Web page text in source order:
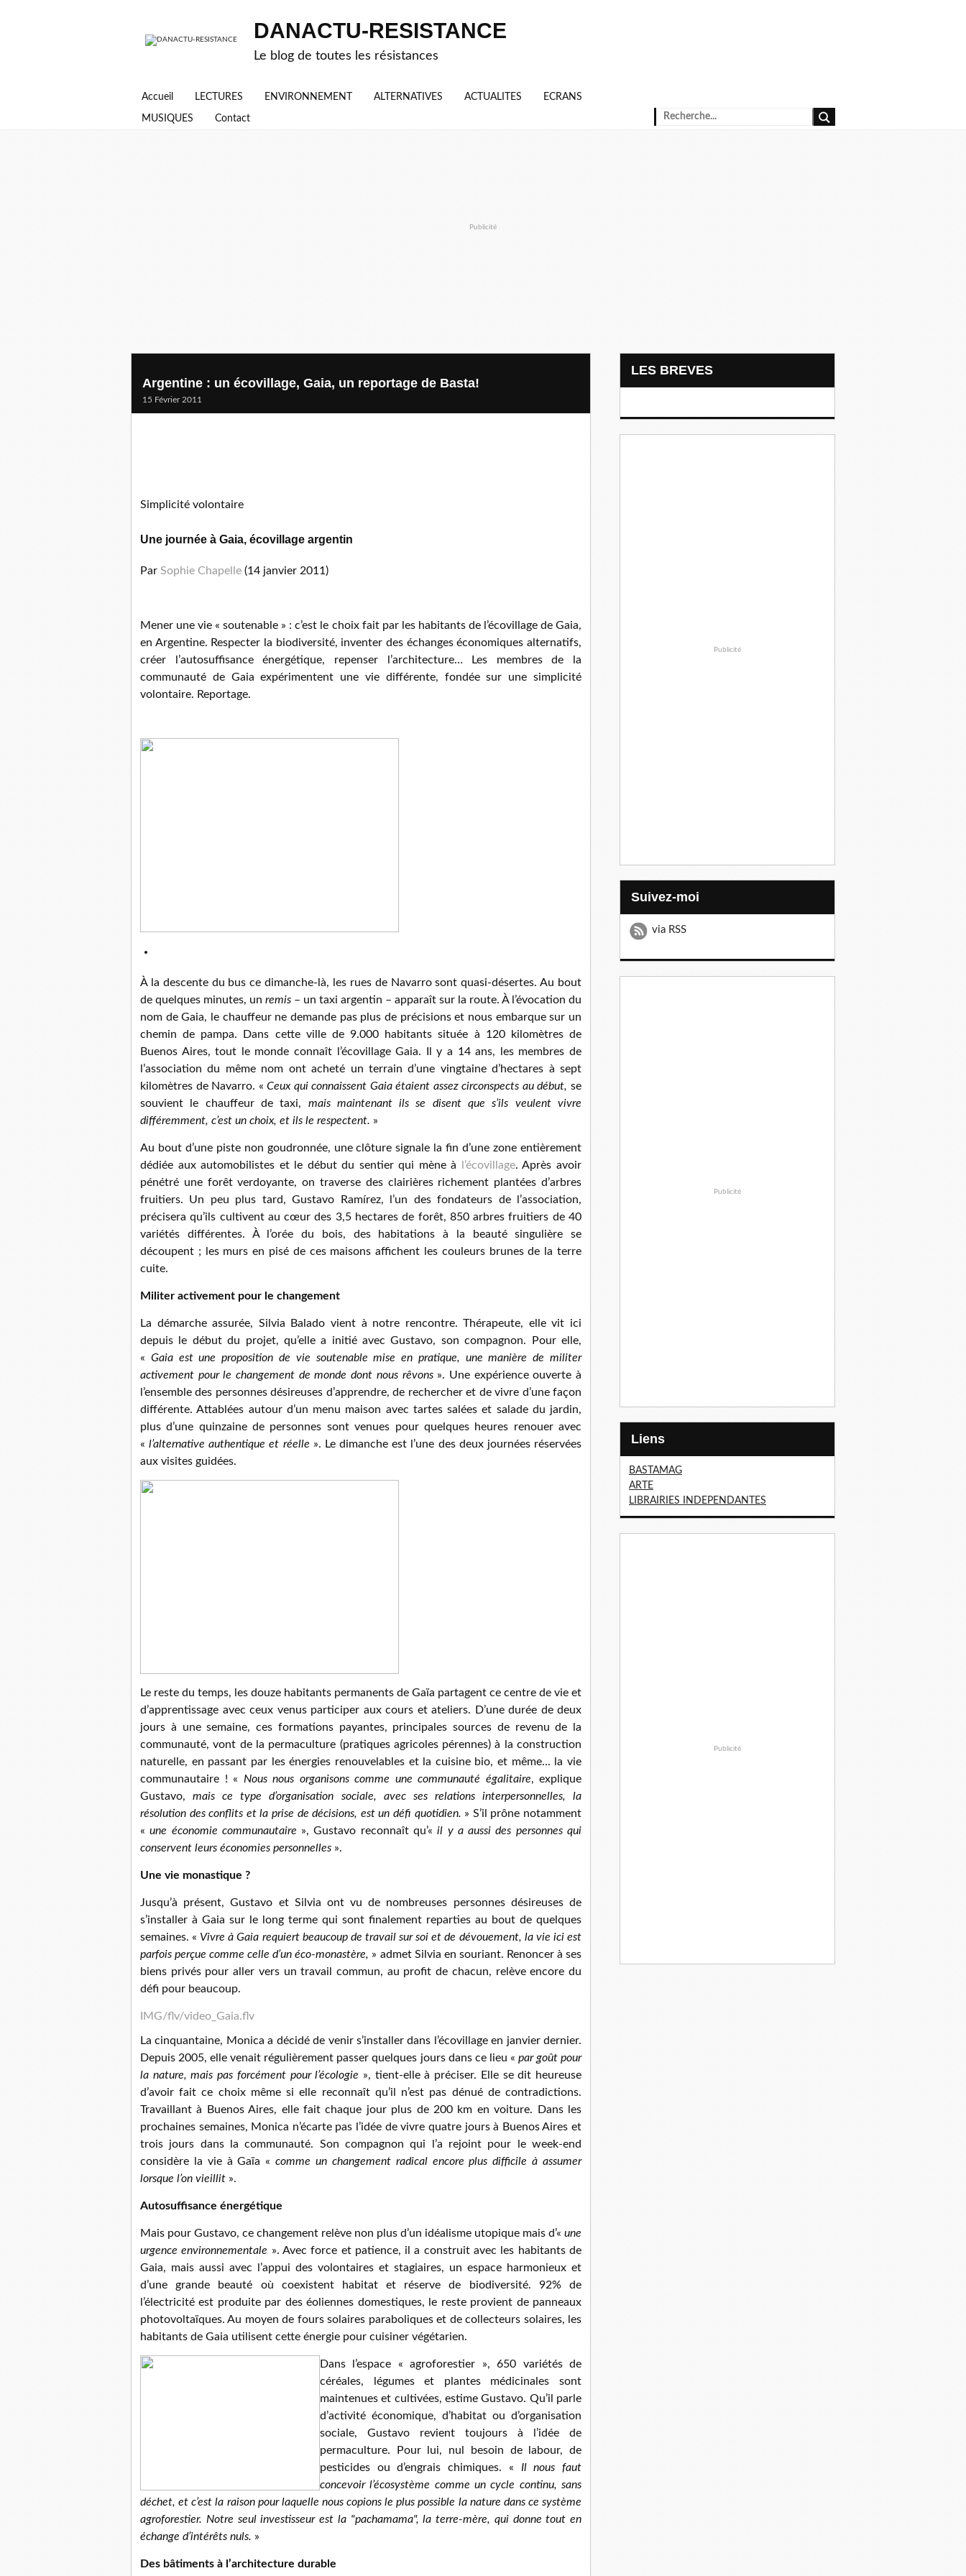
DANACTU-RESISTANCE
Le blog de toutes les résistances
Accueil LECTURES ENVIRONNEMENT ALTERNATIVES ACTUALITES ECRANS
MUSIQUES Contact
Publicité
Argentine : un écovillage, Gaia, un reportage de Basta!
15 Février 2011
Simplicité volontaire
Une journée à Gaia, écovillage argentin
Par Sophie Chapelle (14 janvier 2011)
Mener une vie « soutenable » : c’est le choix fait par les habitants de l’écovillage de Gaia,
en Argentine. Respecter la biodiversité, inventer des échanges économiques alternatifs,
créer l’autosuffisance énergétique, repenser l’architecture… Les membres de la
communauté de Gaia expérimentent une vie différente, fondée sur une simplicité
volontaire. Reportage.
À la descente du bus ce dimanche-là, les rues de Navarro sont quasi-désertes. Au bout
de quelques minutes, un remis – un taxi argentin – apparaît sur la route. À l’évocation du
nom de Gaia, le chauffeur ne demande pas plus de précisions et nous embarque sur un
chemin de pampa. Dans cette ville de 9.000 habitants située à 120 kilomètres de
Buenos Aires, tout le monde connaît l’écovillage Gaia. Il y a 14 ans, les membres de
l’association du même nom ont acheté un terrain d’une vingtaine d’hectares à sept
kilomètres de Navarro. «Ceux qui connaissent Gaia étaient assez circonspects au début, se
souvient le chauffeur de taxi, mais maintenant ils se disent que s’ils veulent vivre
différemment, c’est un choix, et ils le respectent. »
Au bout d’une piste non goudronnée, une clôture signale la fin d’une zone entièrement
dédiée aux automobilistes et le début du sentier qui mène à
l’écovillage. Après avoir
pénétré une forêt verdoyante, on traverse des clairières richement plantées d’arbres
fruitiers. Un peu plus tard, Gustavo Ramírez, l’un des fondateurs de l’association,
précisera qu’ils cultivent au cœur des 3,5 hectares de forêt, 850 arbres fruitiers de 40
variétés différentes. À l’orée du bois, des habitations à la beauté singulière se
découpent ; les murs en pisé de ces maisons affichent les couleurs brunes de la terre
cuite.
Militer activement pour le changement
La démarche assurée, Silvia Balado vient à notre rencontre. Thérapeute, elle vit ici
depuis le début du projet, qu’elle a initié avec Gustavo, son compagnon. Pour elle,
« Gaia est une proposition de vie soutenable mise en pratique, une manière de militer
activement pour le changement de monde dont nous rêvons». Une expérience ouverte à
l’ensemble des personnes désireuses d’apprendre, de rechercher et de vivre d’une façon
différente. Attablées autour d’un menu maison avec tartes salées et salade du jardin,
plus d’une quinzaine de personnes sont venues pour quelques heures renouer avec
«l’alternative authentique et réelle ». Le dimanche est l’une des deux journées réservées
aux visites guidées.
Le reste du temps, les douze habitants permanents de Gaïa partagent ce centre de vie et
d’apprentissage avec ceux venus participer aux cours et ateliers. D’une durée de deux
jours à une semaine, ces formations payantes, principales sources de revenu de la
communauté, vont de la permaculture (pratiques agricoles pérennes) à la construction
naturelle, en passant par les énergies renouvelables et la cuisine bio, et même... la vie
communautaire ! « Nous nous organisons comme une communauté égalitaire, explique
Gustavo,mais ce type d’organisation sociale, avec ses relations interpersonnelles, la
résolution des conflits et la prise de décisions, est un défi quotidien. » S’il prône notamment
«une économie communautaire », Gustavo reconnaît qu’«il y a aussi des personnes qui
conservent leurs économies personnelles ».
Une vie monastique ?
Jusqu’à présent, Gustavo et Silvia ont vu de nombreuses personnes désireuses de
s’installer à Gaia sur le long terme qui sont finalement reparties au bout de quelques
semaines. « Vivre à Gaia requiert beaucoup de travail sur soi et de dévouement, la vie ici est
parfois perçue comme celle d’un éco-monastère, » admet Silvia en souriant. Renoncer à ses
biens privés pour aller vers un travail commun, au profit de chacun, relève encore du
défi pour beaucoup.
IMG/flv/video_Gaia.flv
La cinquantaine, Monica a décidé de venir s’installer dans l’écovillage en janvier dernier.
Depuis 2005, elle venait régulièrement passer quelques jours dans ce lieu « par goût pour
la nature, mais pas forcément pour l’écologie », tient-elle à préciser. Elle se dit heureuse
d’avoir fait ce choix même si elle reconnaît qu’il n’est pas dénué de contradictions.
Travaillant à Buenos Aires, elle fait chaque jour plus de 200 km en voiture. Dans les
prochaines semaines, Monica n’écarte pas l’idée de vivre quatre jours à Buenos Aires et
trois jours dans la communauté. Son compagnon qui l’a rejoint pour le week-end
considère la vie à Gaïa «comme un changement radical encore plus difficile à assumer
lorsque l’on vieillit ».
Autosuffisance énergétique
Mais pour Gustavo, ce changement relève non plus d’un idéalisme utopique mais d’« une
urgence environnementale ». Avec force et patience, il a construit avec les habitants de
Gaia, mais aussi avec l’appui des volontaires et stagiaires, un espace harmonieux et
d’une grande beauté où coexistent habitat et réserve de biodiversité. 92% de
l’électricité est produite par des éoliennes domestiques, le reste provient de panneaux
photovoltaïques. Au moyen de fours solaires paraboliques et de collecteurs solaires, les
habitants de Gaia utilisent cette énergie pour cuisiner végétarien.
Dans l’espace « agroforestier », 650 variétés de
céréales, légumes et plantes médicinales sont
maintenues et cultivées, estime Gustavo. Qu’il parle
d’activité économique, d’habitat ou d’organisation
sociale, Gustavo revient toujours à l’idée de
permaculture. Pour lui, nul besoin de labour, de
pesticides ou d’engrais chimiques. « Il nous faut
concevoir l’écosystème comme un cycle continu, sans
déchet, et c’est la raison pour laquelle nous copions le plus possible la nature dans ce système
agroforestier. Notre seul investisseur est la "pachamama", la terre-mère, qui donne tout en
échange d’intérêts nuls. »
Des bâtiments à l’architecture durable
LES BREVES
Publicité
Suivez-moi
via RSS
Publicité
Liens
BASTAMAG
ARTE
LIBRAIRIES INDEPENDANTES
Publicité